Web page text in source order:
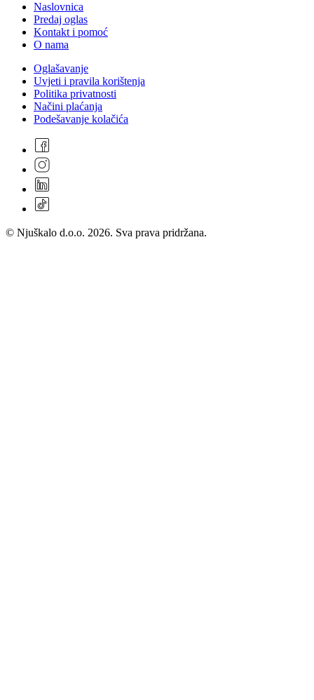
Naslovnica
Predaj oglas
Kontakt i pomoć
O nama
Oglašavanje
Uvjeti i pravila korištenja
Politika privatnosti
Načini plaćanja
Podešavanje kolačića
© Njuškalo d.o.o. 2026. Sva prava pridržana.